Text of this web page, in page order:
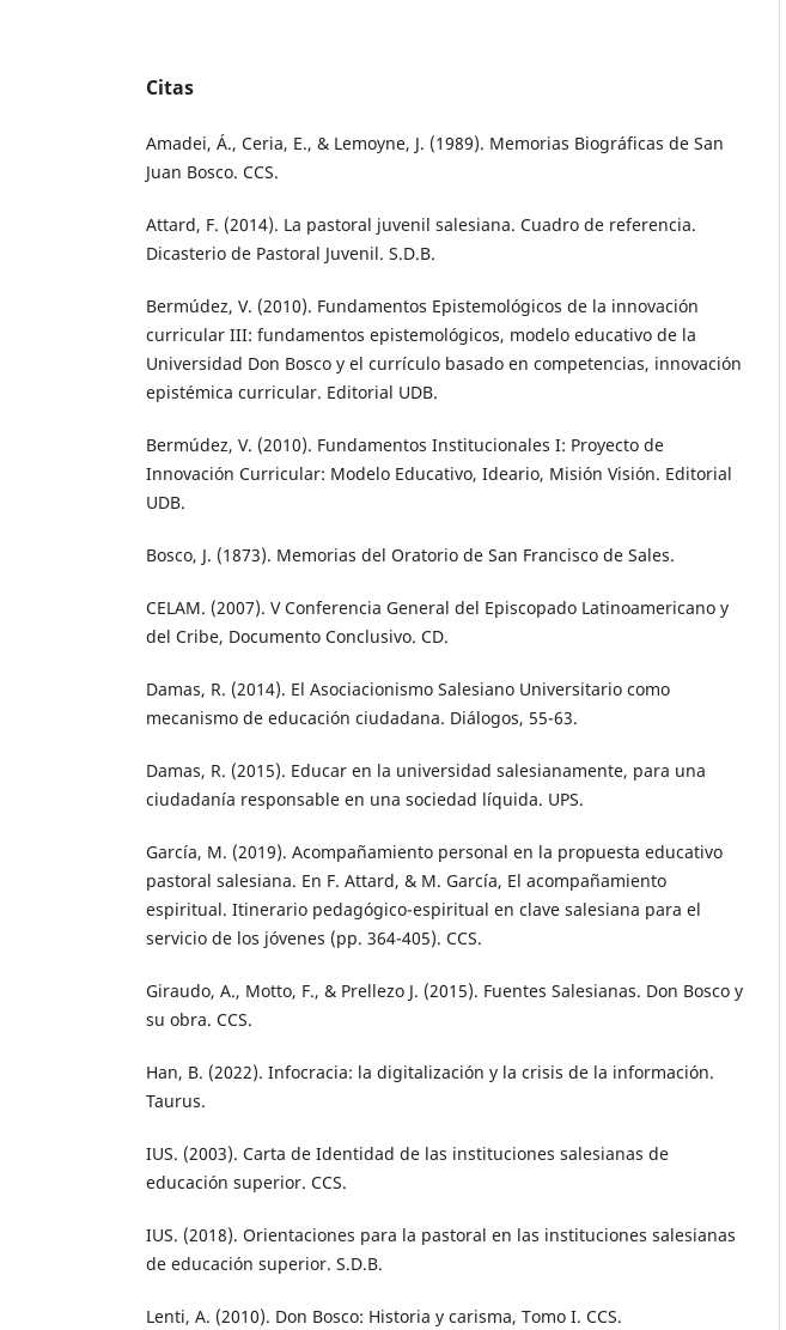
Citas
Amadei, Á., Ceria, E., & Lemoyne, J. (1989). Memorias Biográficas de San
Juan Bosco. CCS.
Attard, F. (2014). La pastoral juvenil salesiana. Cuadro de referencia.
Dicasterio de Pastoral Juvenil. S.D.B.
Bermúdez, V. (2010). Fundamentos Epistemológicos de la innovación
curricular III: fundamentos epistemológicos, modelo educativo de la
Universidad Don Bosco y el currículo basado en competencias, innovación
epistémica curricular. Editorial UDB.
Bermúdez, V. (2010). Fundamentos Institucionales I: Proyecto de
Innovación Curricular: Modelo Educativo, Ideario, Misión Visión. Editorial
UDB.
Bosco, J. (1873). Memorias del Oratorio de San Francisco de Sales.
CELAM. (2007). V Conferencia General del Episcopado Latinoamericano y
del Cribe, Documento Conclusivo. CD.
Damas, R. (2014). El Asociacionismo Salesiano Universitario como
mecanismo de educación ciudadana. Diálogos, 55-63.
Damas, R. (2015). Educar en la universidad salesianamente, para una
ciudadanía responsable en una sociedad líquida. UPS.
García, M. (2019). Acompañamiento personal en la propuesta educativo
pastoral salesiana. En F. Attard, & M. García, El acompañamiento
espiritual. Itinerario pedagógico-espiritual en clave salesiana para el
servicio de los jóvenes (pp. 364-405). CCS.
Giraudo, A., Motto, F., & Prellezo J. (2015). Fuentes Salesianas. Don Bosco y
su obra. CCS.
Han, B. (2022). Infocracia: la digitalización y la crisis de la información.
Taurus.
IUS. (2003). Carta de Identidad de las instituciones salesianas de
educación superior. CCS.
IUS. (2018). Orientaciones para la pastoral en las instituciones salesianas
de educación superior. S.D.B.
Lenti, A. (2010). Don Bosco: Historia y carisma, Tomo I. CCS.